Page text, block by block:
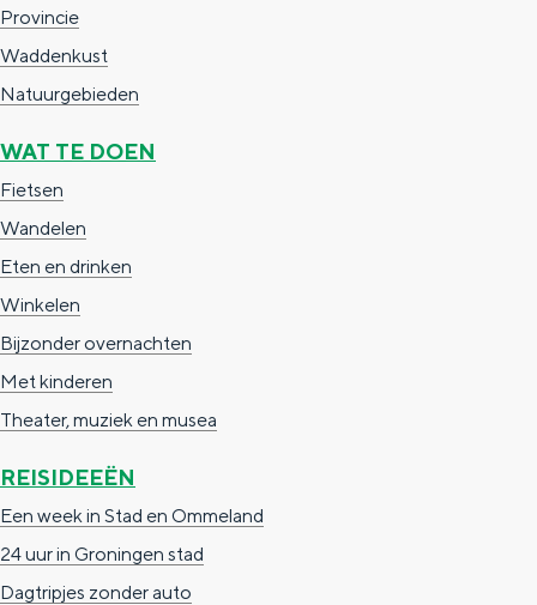
Provincie
Waddenkust
Natuurgebieden
WAT TE DOEN
Fietsen
Wandelen
Eten en drinken
Winkelen
Bijzonder overnachten
Met kinderen
Theater, muziek en musea
REISIDEEËN
Een week in Stad en Ommeland
24 uur in Groningen stad
Dagtripjes zonder auto